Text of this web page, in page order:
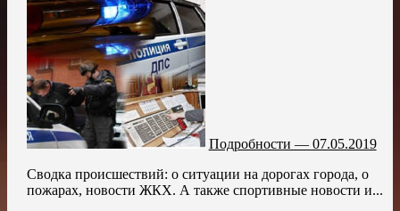
Подробности — 07.05.2019
Сводка происшествий: о ситуации на дорогах города, о
пожарах, новости ЖКХ. А также спортивные новости и...